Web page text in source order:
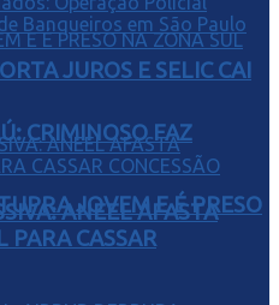
CRIMINOSO FAZ
JOVEM E É PRESO
JUROS E SELIC CAI
ANEEL AFASTA
CASSAR